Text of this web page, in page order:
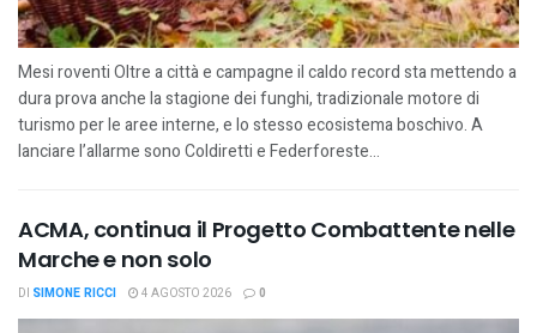
Mesi roventi Oltre a città e campagne il caldo record sta mettendo a
dura prova anche la stagione dei funghi, tradizionale motore di
turismo per le aree interne, e lo stesso ecosistema boschivo. A
lanciare l’allarme sono Coldiretti e Federforeste...
ACMA, continua il Progetto Combattente nelle
Marche e non solo
DI SIMONE RICCI 4 AGOSTO 2026 0